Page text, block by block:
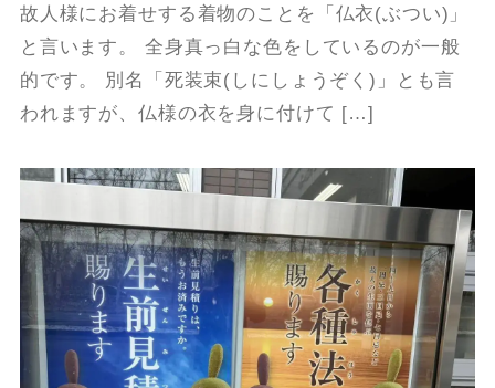
故人様にお着せする着物のことを「仏衣(ぶつい)」
と言います。 全身真っ白な色をしているのが一般
的です。 別名「死装束(しにしょうぞく)」とも言
われますが、仏様の衣を身に付けて […]